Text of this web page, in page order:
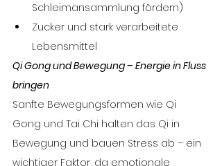
Schleimansammlung fördern)
Zucker und stark verarbeitete
Lebensmittel
Qi Gong und Bewegung – Energie in Fluss
bringen
Sanfte Bewegungsformen wie Qi
Gong und Tai Chi halten das Qi in
Bewegung und bauen Stress ab – ein
wichtiger Faktor, da emotionale